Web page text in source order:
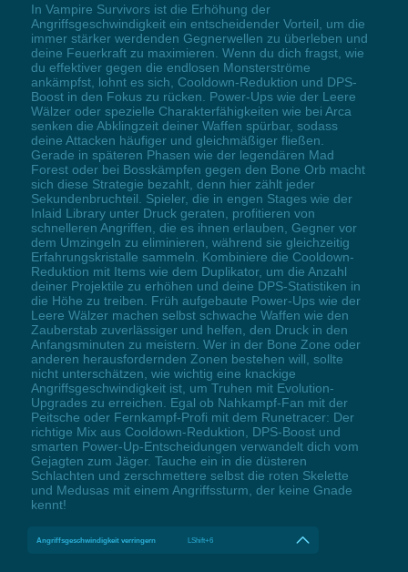
In Vampire Survivors ist die Erhöhung der
Angriffsgeschwindigkeit ein entscheidender Vorteil, um die
immer stärker werdenden Gegnerwellen zu überleben und
deine Feuerkraft zu maximieren. Wenn du dich fragst, wie
du effektiver gegen die endlosen Monsterströme
ankämpfst, lohnt es sich, Cooldown-Reduktion und DPS-
Boost in den Fokus zu rücken. Power-Ups wie der Leere
Wälzer oder spezielle Charakterfähigkeiten wie bei Arca
senken die Abklingzeit deiner Waffen spürbar, sodass
deine Attacken häufiger und gleichmäßiger fließen.
Gerade in späteren Phasen wie der legendären Mad
Forest oder bei Bosskämpfen gegen den Bone Orb macht
sich diese Strategie bezahlt, denn hier zählt jeder
Sekundenbruchteil. Spieler, die in engen Stages wie der
Inlaid Library unter Druck geraten, profitieren von
schnelleren Angriffen, die es ihnen erlauben, Gegner vor
dem Umzingeln zu eliminieren, während sie gleichzeitig
Erfahrungskristalle sammeln. Kombiniere die Cooldown-
Reduktion mit Items wie dem Duplikator, um die Anzahl
deiner Projektile zu erhöhen und deine DPS-Statistiken in
die Höhe zu treiben. Früh aufgebaute Power-Ups wie der
Leere Wälzer machen selbst schwache Waffen wie den
Zauberstab zuverlässiger und helfen, den Druck in den
Anfangsminuten zu meistern. Wer in der Bone Zone oder
anderen herausfordernden Zonen bestehen will, sollte
nicht unterschätzen, wie wichtig eine knackige
Angriffsgeschwindigkeit ist, um Truhen mit Evolution-
Upgrades zu erreichen. Egal ob Nahkampf-Fan mit der
Peitsche oder Fernkampf-Profi mit dem Runetracer: Der
richtige Mix aus Cooldown-Reduktion, DPS-Boost und
smarten Power-Up-Entscheidungen verwandelt dich vom
Gejagten zum Jäger. Tauche ein in die düsteren
Schlachten und zerschmettere selbst die roten Skelette
und Medusas mit einem Angriffssturm, der keine Gnade
kennt!
Angriffsgeschwindigkeit verringern LShift+6